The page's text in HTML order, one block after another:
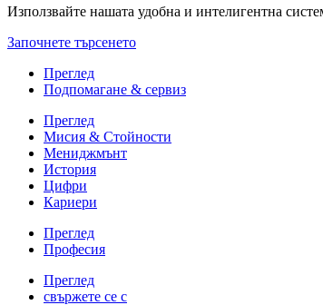
Използвайте нашата удобна и интелигентна
Започнете търсенето
Преглед
Подпомагане & сервиз
Преглед
Мисия & Стойности
Мениджмънт
История
Цифри
Кариери
Преглед
Професия
Преглед
свържете се с